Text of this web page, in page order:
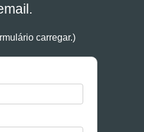
carregar.)